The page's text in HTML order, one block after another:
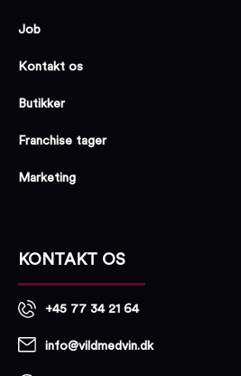
Job
Kontakt os
Butikker
Franchise tager
Marketing
KONTAKT OS
+45 77 34 21 64
info@vildmedvin.dk